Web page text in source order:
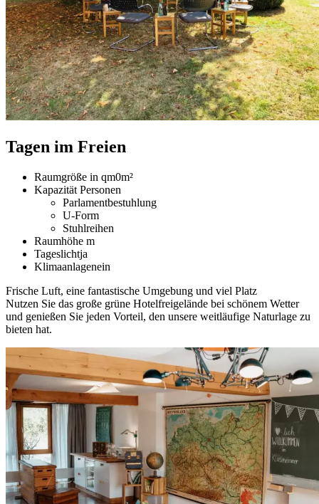
Tagen im Freien
Raumgröße in qm0m²
Kapazität Personen
Parlamentbestuhlung
U-Form
Stuhlreihen
Raumhöhe m
Tageslichtja
Klimaanlagenein
Frische Luft, eine fantastische Umgebung und viel Platz
Nutzen Sie das große grüne Hotelfreigelände bei schönem Wetter
und genießen Sie jeden Vorteil, den unsere weitläufige Naturlage zu
bieten hat.